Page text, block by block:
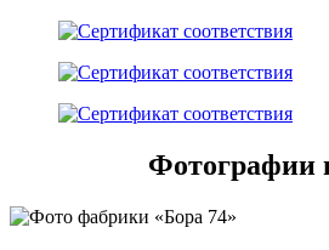
Фотографии